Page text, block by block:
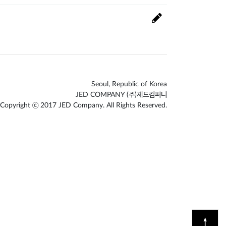
Seoul, Republic of Korea
JED COMPANY (주)제드컴퍼니
Copyright ⓒ 2017 JED Company. All Rights Reserved.
↑